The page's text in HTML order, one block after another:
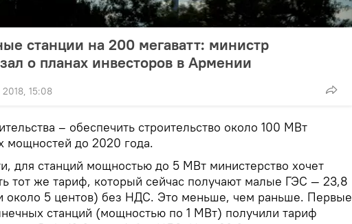
станции на 200 мегаватт: министр
о планах инвесторов в Армении
2018, 15:08
– обеспечить строительство около 100 МВт
мощностей до 2020 года.
для станций мощностью до 5 МВт министерство хочет
тот же тариф, который сейчас получают малые ГЭС — 23,8
около 5 центов) без НДС. Это меньше, чем раньше. Первые
станций (мощностью по 1 МВт) получили тариф